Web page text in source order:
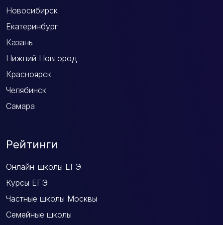
Новосибирск
Екатеринбург
Казань
Нижний Новгород
Красноярск
Челябинск
Самара
Рейтинги
Онлайн-школы ЕГЭ
Курсы ЕГЭ
Частные школы Москвы
Семейные школы